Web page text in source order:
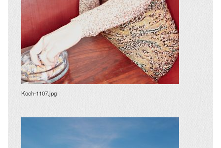
Koch-1107.jpg